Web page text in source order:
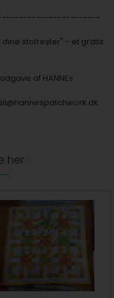
dine stofrester" - et gratis
af HANNEs
her: